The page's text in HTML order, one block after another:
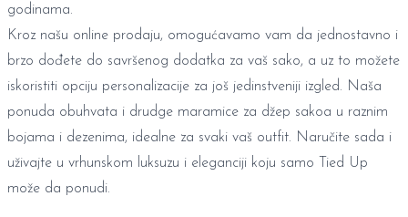
godinama.
Kroz našu online prodaju, omogućavamo vam da jednostavno i
brzo dođete do savršenog dodatka za vaš sako, a uz to možete
iskoristiti opciju personalizacije za još jedinstveniji izgled. Naša
ponuda obuhvata i drudge maramice za džep sakoa u raznim
bojama i dezenima, idealne za svaki vaš outfit. Naručite sada i
uživajte u vrhunskom luksuzu i eleganciji koju samo Tied Up
može da ponudi.